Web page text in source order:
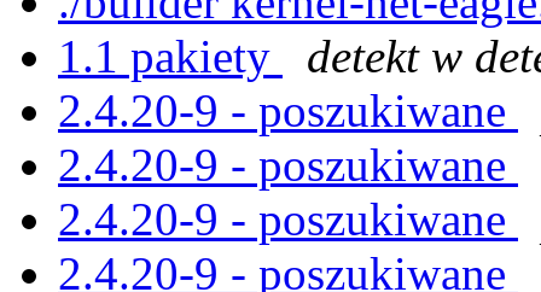
1.1 pakiety
detekt w
2.4.20-9 - poszukiwane
2.4.20-9 - poszukiwane
2.4.20-9 - poszukiwane
2.4.20-9 - poszukiwane